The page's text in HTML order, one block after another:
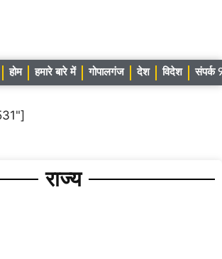
होम हमारे बारे में गोपालगंज देश विदेश संपर्क
राज्य